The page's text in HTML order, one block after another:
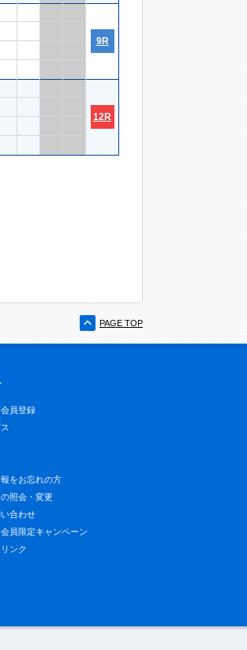
9R
12R
PAGE TOP
員登録
をお忘れの方
照会・変更
合わせ
員限定キャンペーン
ンク